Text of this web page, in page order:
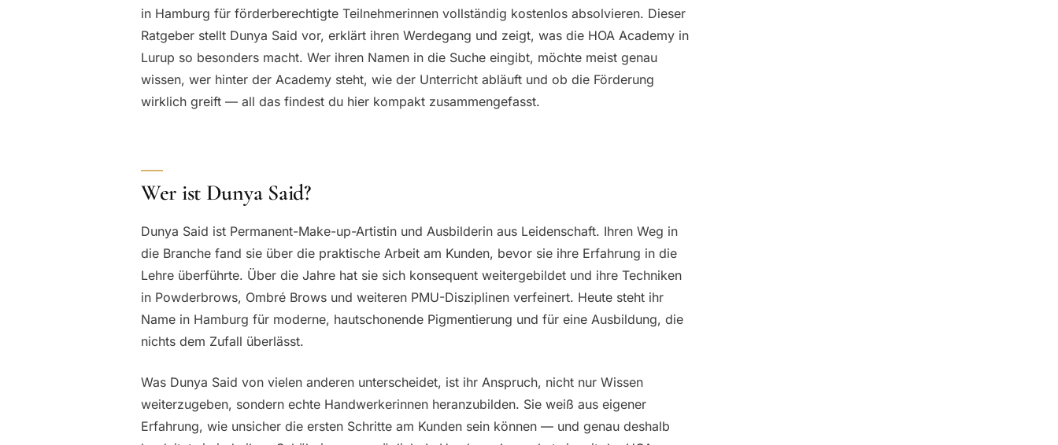
in Hamburg für förderberechtigte Teilnehmerinnen vollständig kostenlos absolvieren. Dieser
Ratgeber stellt Dunya Said vor, erklärt ihren Werdegang und zeigt, was die HOA Academy in
Lurup so besonders macht. Wer ihren Namen in die Suche eingibt, möchte meist genau
wissen, wer hinter der Academy steht, wie der Unterricht abläuft und ob die Förderung
wirklich greift — all das findest du hier kompakt zusammengefasst.
Wer ist Dunya Said?
Dunya Said ist Permanent-Make-up-Artistin und Ausbilderin aus Leidenschaft. Ihren Weg in
die Branche fand sie über die praktische Arbeit am Kunden, bevor sie ihre Erfahrung in die
Lehre überführte. Über die Jahre hat sie sich konsequent weitergebildet und ihre Techniken
in Powderbrows, Ombré Brows und weiteren PMU-Disziplinen verfeinert. Heute steht ihr
Name in Hamburg für moderne, hautschonende Pigmentierung und für eine Ausbildung, die
nichts dem Zufall überlässt.
Was Dunya Said von vielen anderen unterscheidet, ist ihr Anspruch, nicht nur Wissen
weiterzugeben, sondern echte Handwerkerinnen heranzubilden. Sie weiß aus eigener
Erfahrung, wie unsicher die ersten Schritte am Kunden sein können — und genau deshalb